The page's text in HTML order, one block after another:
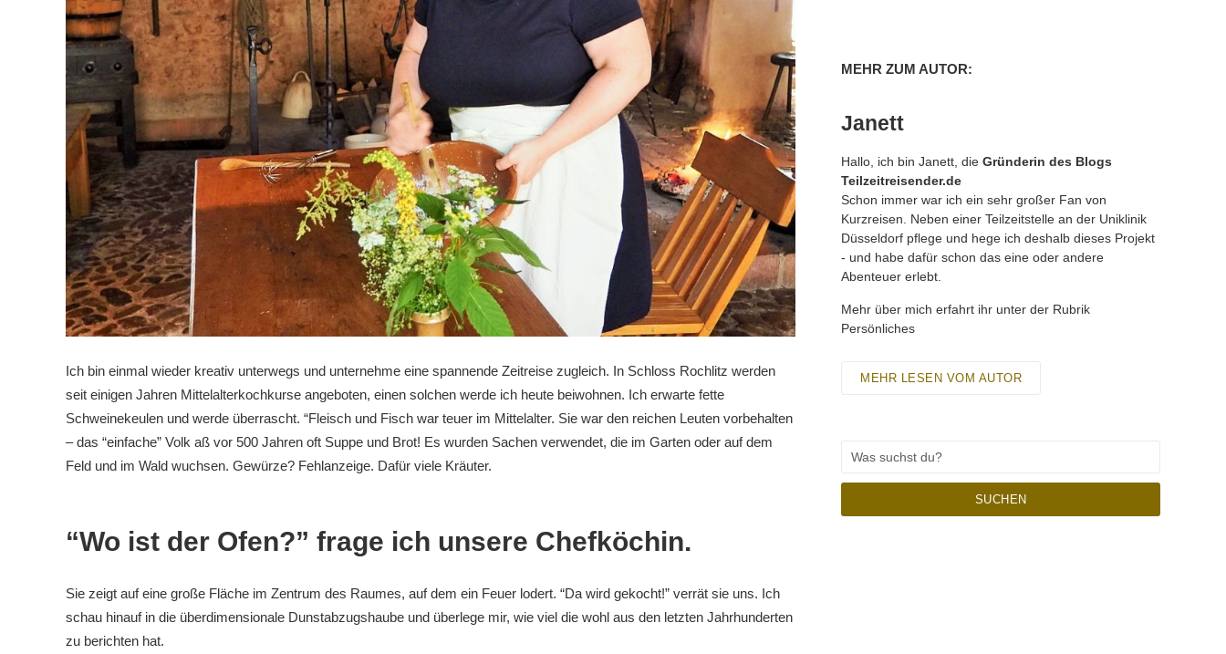
Ich bin einmal wieder kreativ unterwegs und unternehme eine spannende Zeitreise zugleich. In Schloss Rochlitz werden
seit einigen Jahren Mittelalterkochkurse angeboten, einen solchen werde ich heute beiwohnen. Ich erwarte fette
Schweinekeulen und werde überrascht. “Fleisch und Fisch war teuer im Mittelalter. Sie war den reichen Leuten vorbehalten
– das “einfache” Volk aß vor 500 Jahren oft Suppe und Brot! Es wurden Sachen verwendet, die im Garten oder auf dem
Feld und im Wald wuchsen. Gewürze? Fehlanzeige. Dafür viele Kräuter.
“Wo ist der Ofen?” frage ich unsere Chefköchin.
Sie zeigt auf eine große Fläche im Zentrum des Raumes, auf dem ein Feuer lodert. “Da wird gekocht!” verrät sie uns. Ich
schau hinauf in die überdimensionale Dunstabzugshaube und überlege mir, wie viel die wohl aus den letzten Jahrhunderten
zu berichten hat.
MEHR ZUM AUTOR:
Janett
Hallo, ich bin Janett, die Gründerin des Blogs
Teilzeitreisender.de
Schon immer war ich ein sehr großer Fan von
Kurzreisen. Neben einer Teilzeitstelle an der Uniklinik
Düsseldorf pflege und hege ich deshalb dieses Projekt
- und habe dafür schon das eine oder andere
Abenteuer erlebt.
Mehr über mich erfahrt ihr unter der Rubrik
Persönliches
MEHR LESEN VOM AUTOR
SUCHEN